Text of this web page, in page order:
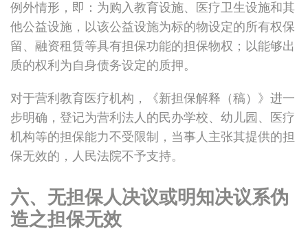
例外情形，即：为购入教育设施、医疗卫生设施和其
他公益设施，以该公益设施为标的物设定的所有权保
留、融资租赁等具有担保功能的担保物权；以能够出
质的权利为自身债务设定的质押。
对于营利教育医疗机构，《新担保解释（稿）》进一
步明确，登记为营利法人的民办学校、幼儿园、医疗
机构等的担保能力不受限制，当事人主张其提供的担
保无效的，人民法院不予支持。
六、无担保人决议或明知决议系伪
造之担保无效